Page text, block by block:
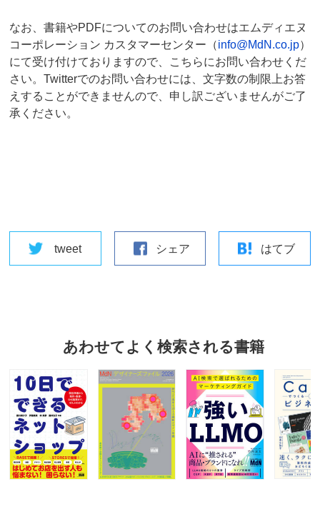
なお、書籍やPDFについてのお問い合わせはエムディエヌ
コーポレーション カスタマーセンター（info@MdN.co.jp）
にて受け付けておりますので、こちらにお問い合わせくだ
さい。Twitterでのお問い合わせには、文字数の制限上お答
えすることができませんので、申し訳ございませんがご了
承ください。
tweet シェア はてブ
あわせてよく検索される書籍